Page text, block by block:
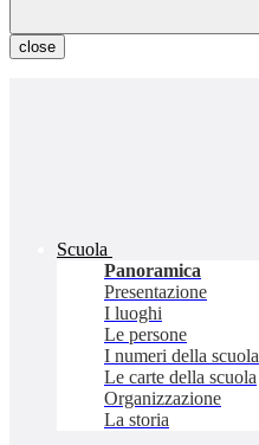
close
Scuola
Panoramica
Presentazione
I luoghi
Le persone
I numeri della scuola
Le carte della scuola
Organizzazione
La storia